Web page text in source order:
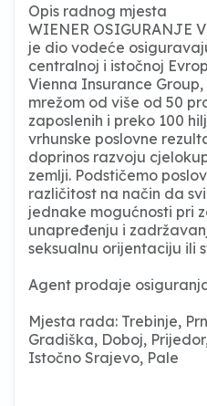
Opis radnog mjesta
WIENER OSIGURANJE
je dio vodeće
centralnoj i istočnoj
Vienna Insurance
mrežom od više od 50
zaposlenih i preko 100
vrhunske poslovne
doprinos razvoju
zemlji. Podstičemo
različitost na način da
jednake mogućnosti pri
unapređenju i
seksualnu orijentaciju ili
Agent prodaje
Mjesta rada: Trebinje,
Gradiška, Doboj,
Istočno Srajevo, Pale